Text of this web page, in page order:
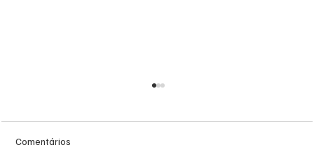
Comentários